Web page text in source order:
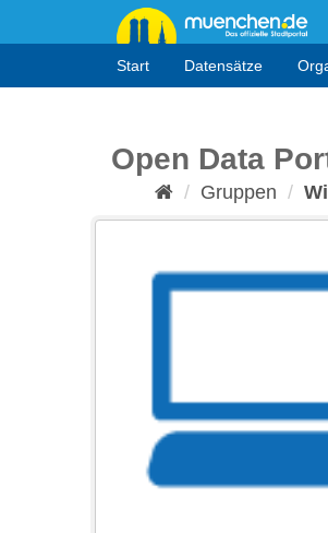
Start Datensätze
Open Data
Gruppen